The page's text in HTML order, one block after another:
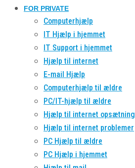
FOR PRIVATE
Computerhjælp
IT Hjælp i hjemmet
IT Support i hjemmet
Hjælp til internet
E-mail Hjælp
Computerhjælp til ældre
PC/IT-hjælp til ældre
Hjælp til internet opsætning
Hjælp til internet problemer
PC Hjælp til ældre
PC Hjælp i hjemmet